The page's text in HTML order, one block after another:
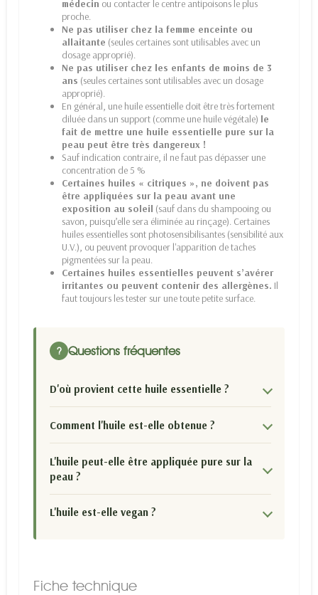
médecin ou contacter le centre antipoisons le plus
proche.
Ne pas utiliser chez la femme enceinte ou
allaitante (seules certaines sont utilisables avec un
dosage approprié).
Ne pas utiliser chez les enfants de moins de 3
ans (seules certaines sont utilisables avec un dosage
approprié).
En général, une huile essentielle doit être très fortement
diluée dans un support (comme une huile végétale) le
fait de mettre une huile essentielle pure sur la
peau peut être très dangereux !
Sauf indication contraire, il ne faut pas dépasser une
concentration de 5 %
Certaines huiles « citriques », ne doivent pas
être appliquées sur la peau avant une
exposition au soleil (sauf dans du shampooing ou
savon, puisqu’elle sera éliminée au rinçage). Certaines
huiles essentielles sont photosensibilisantes (sensibilité aux
U.V.), ou peuvent provoquer l'apparition de taches
pigmentées sur la peau.
Certaines huiles essentielles peuvent s’avérer
irritantes ou peuvent contenir des allergènes. Il
faut toujours les tester sur une toute petite surface.
? Questions fréquentes
D'où provient cette huile essentielle ?
Comment l'huile est-elle obtenue ?
L'huile peut-elle être appliquée pure sur la
peau ?
L'huile est-elle vegan ?
Fiche technique